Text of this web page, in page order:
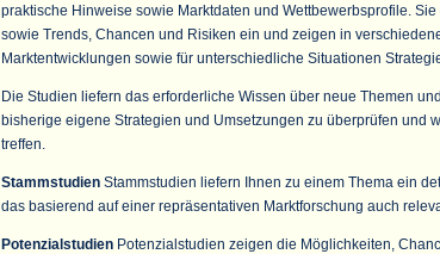
praktische Hinweise sowie Marktdaten und Wettbewerbsprofile.
sowie Trends, Chancen und Risiken ein und zeigen in
Marktentwicklungen sowie für unterschiedliche Situationen
Die Studien liefern das erforderliche Wissen über neue Themen
bisherige eigene Strategien und Umsetzungen zu überprüfen und
treffen.
Stammstudien Stammstudien liefern Ihnen zu einem Thema ein
das basierend auf einer repräsentativen Marktforschung auch
Potenzialstudien Potenzialstudien zeigen die Möglichkeiten,